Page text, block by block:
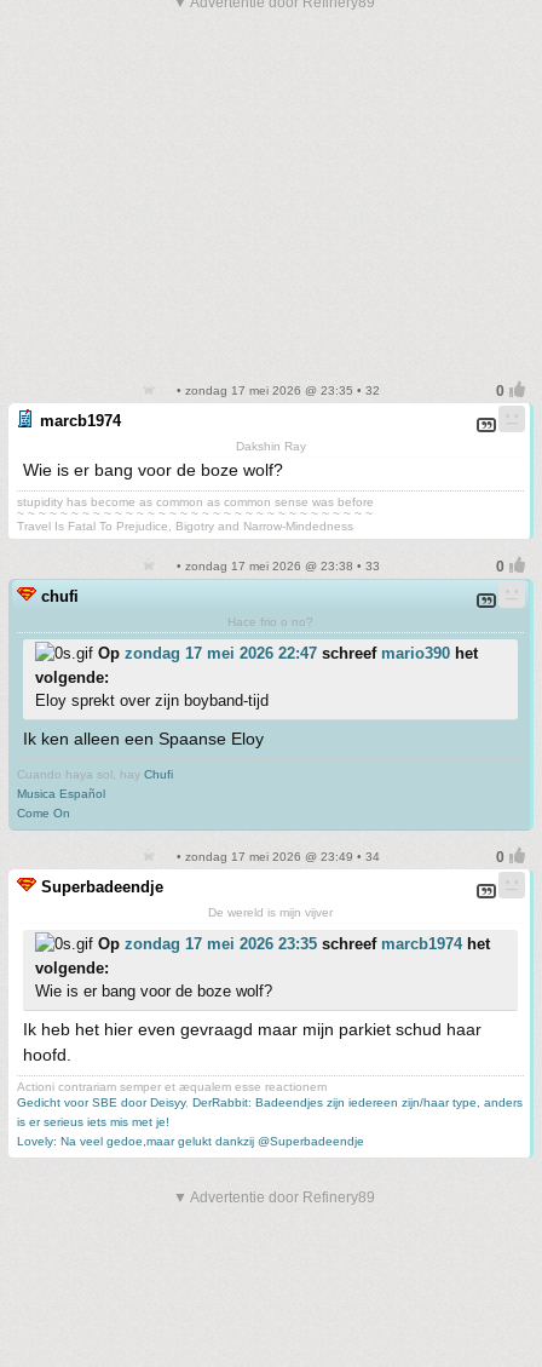
• zondag 17 mei 2026 @ 23:35 • 32
marcb1974
Dakshin Ray
Wie is er bang voor de boze wolf?
stupidity has become as common as common sense was before
~ ~ ~ ~ ~ ~ ~ ~ ~ ~ ~ ~ ~ ~ ~ ~ ~ ~ ~ ~ ~ ~ ~ ~ ~ ~ ~ ~ ~ ~ ~ ~ ~
Travel Is Fatal To Prejudice, Bigotry and Narrow-Mindedness
• zondag 17 mei 2026 @ 23:38 • 33
chufi
Hace frio o no?
Op zondag 17 mei 2026 22:47 schreef mario390 het
volgende:
Eloy sprekt over zijn boyband-tijd
Ik ken alleen een Spaanse Eloy
Cuando haya sol, hay Chufi
Musica Español
Come On
• zondag 17 mei 2026 @ 23:49 • 34
Superbadeendje
De wereld is mijn vijver
Op zondag 17 mei 2026 23:35 schreef marcb1974het
volgende:
Wie is er bang voor de boze wolf?
Ik heb het hier even gevraagd maar mijn parkiet schud haar
hoofd.
Actioni contrariam semper et æqualem esse reactionem
Gedicht voor SBE door Deisyy, DerRabbit: Badeendjes zijn iedereen zijn/haar type, anders
is er serieus iets mis met je!
Lovely: Na veel gedoe,maar gelukt dankzij @Superbadeendje
▼ Advertentie door Refinery89